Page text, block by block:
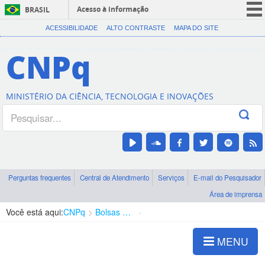
BRASIL
Acesso à informação
CORONAVÍRUS (COVID-19)
Canais
ACESSIBILIDADE ALTO CONTRASTE MAPA DO SITE
CNPq
MINISTÉRIO DA CIÊNCIA, TECNOLOGIA E INOVAÇÕES
Perguntas frequentes Central de Atendimento Serviços
E-mail do Pesquisador
Área de imprensa
Você está aqui:CNPq Bolsas e Auxílios Vigentes
MENU